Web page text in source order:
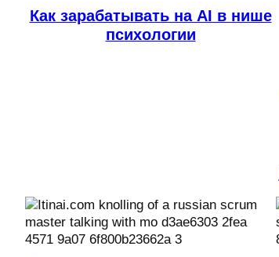
Как зарабатывать на AI в нише
психологии